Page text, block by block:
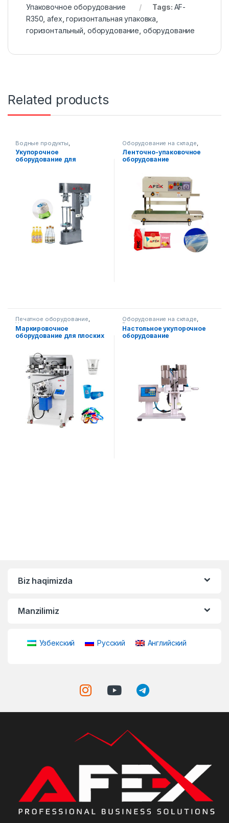
Упаковочное оборудование
Tags: AF-
R350 ,afex ,горизонтальная упаковка
горизонтальный оборудование оборудование
Related products
Водные продукты
Оборудование на складе
Упаковочное оборудование
Укупорочное
оборудование для
Оборудование на складе
Упаковочное оборудование
Ленточно-упаковочное
оборудование
Печатное оборудование,
Упаковочное оборудование
Маркировочное
оборудование для плоских
Оборудование на складе,
Водные продукты
Упаковочное оборудование
Настольное укупорочное
оборудование
Biz haqimizda
Manzilimiz
Узбекский Русский Английский